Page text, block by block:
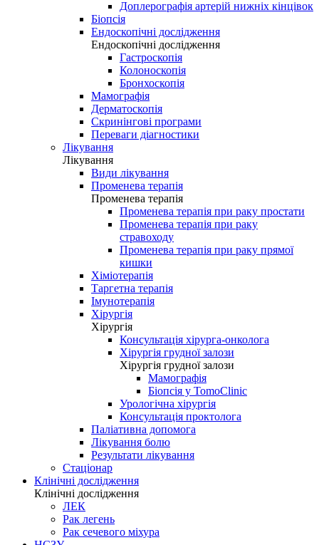
Доплерографія артерій нижніх кінцівок
Біопсія
Ендоскопічні дослідження
Ендоскопічні дослідження
Гастроскопія
Колоноскопія
Бронхоскопія
Мамографія
Дерматоскопія
Скринінгові програми
Переваги діагностики
Лікування
Лікування
Види лікування
Променева терапія
Променева терапія
Променева терапія при раку простати
Променева терапія при раку
стравоходу
Променева терапія при раку прямої
кишки
Хіміотерапія
Таргетна терапія
Імунотерапія
Хірургія
Хірургія
Консультація хірурга-онколога
Хірургія грудної залози
Хірургія грудної залози
Мамографія
Біопсія у TomoClinic
Урологічна хірургія
Консультація проктолога
Паліативна допомога
Лікування болю
Результати лікування
Стаціонар
Клінічні дослідження
Клінічні дослідження
ЛЕК
Рак легень
Рак сечевого міхура